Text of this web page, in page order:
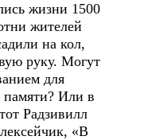
жизни 1500
жителей
на кол,
руку. Могут
для
памяти? Или в
Радзивилл
«В